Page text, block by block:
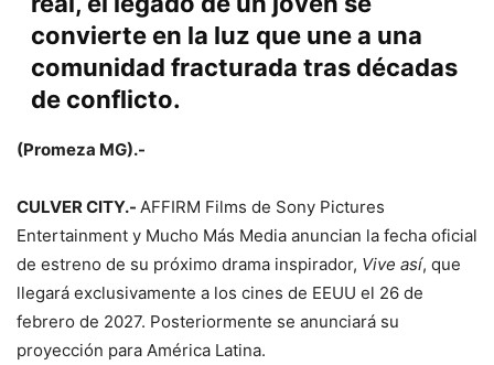
convierte en la luz que une a una
comunidad fracturada tras décadas
de conflicto.
(Promeza MG).-
CULVER CITY.- AFFIRM Films de Sony Pictures
Entertainment y Mucho Más Media anuncian la fecha oficial
de estreno de su próximo drama inspirador, Vive así, que
llegará exclusivamente a los cines de EEUU el 26 de
febrero de 2027. Posteriormente se anunciará su
proyección para América Latina.